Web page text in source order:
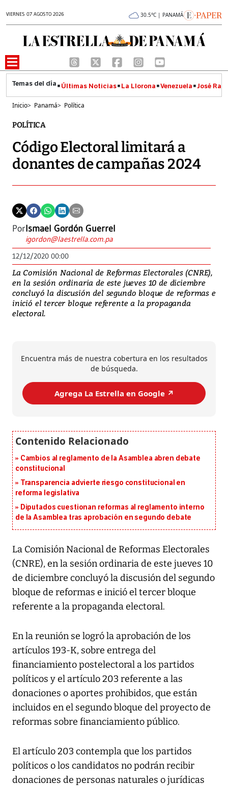
VIERNES 07 AGOSTO 2026 30.5°C | PANAMÁ
Últimas Noticias La Llorona Venezuela José
Inicio> Panamá> Política
POLÍTICA
Código Electoral limitará a
donantes de campañas 2024
PorIsmael Gordón Guerrel
igordon@laestrella.com.pa
12/12/2020 00:00
La Comisión Nacional de Reformas Electorales (CNRE),
en la sesión ordinaria de este jueves 10 de diciembre
concluyó la discusión del segundo bloque de reformas e
inició el tercer bloque referente a la propaganda
electoral.
Encuentra más de nuestra cobertura en los resultados
de búsqueda.
Agrega La Estrella en Google ↗️
Cambios al reglamento de la Asamblea abren debate
constitucional
Transparencia advierte riesgo constitucional en
reforma legislativa
Diputados cuestionan reformas al reglamento interno
de la Asamblea tras aprobación en segundo debate
La Comisión Nacional de Reformas Electorales
(CNRE), en la sesión ordinaria de este jueves 10
de diciembre concluyó la discusión del segundo
bloque de reformas e inició el tercer bloque
referente a la propaganda electoral.
En la reunión se logró la aprobación de los
artículos 193-K, sobre entrega del
financiamiento postelectoral a los partidos
políticos y el artículo 203 referente a las
donaciones o aportes prohibidos, que están
incluidos en el segundo bloque del proyecto de
reformas sobre financiamiento público.
El artículo 203 contempla que los partidos
políticos o los candidatos no podrán recibir
donaciones de personas naturales o jurídicas